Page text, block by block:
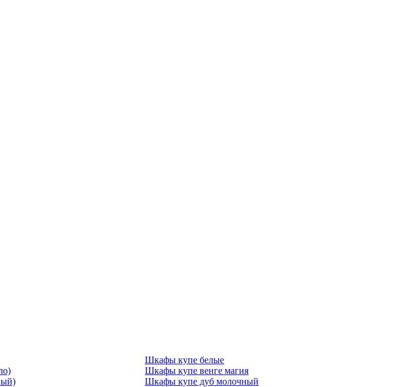
Шкафы купе белые
Шкафы купе венге магия
Шкафы купе дуб молочный